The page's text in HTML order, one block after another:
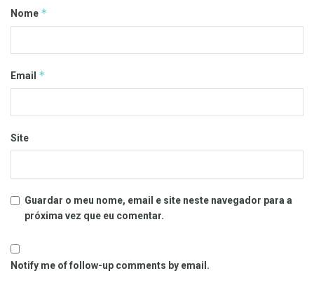
Nome *
Email *
Site
Guardar o meu nome, email e site neste navegador para a
próxima vez que eu comentar.
Notify me of follow-up comments by email.